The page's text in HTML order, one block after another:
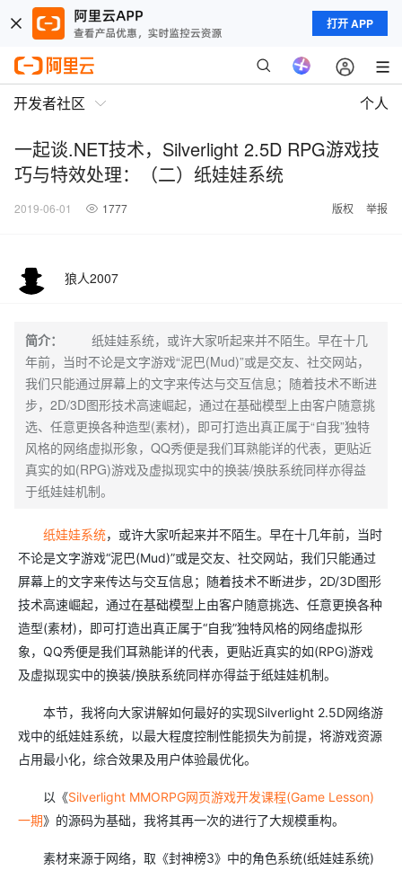
打开 APP
开发者社区 个人
一起谈.NET技术，Silverlight 2.5D RPG游戏技
巧与特效处理：（二）纸娃娃系统
2019-06-01 1777 版权 举报
狼人2007
简介：
纸娃娃系统，或许大家听起来并不陌生。早在十几
年前，当时不论是文字游戏“泥巴(Mud)”或是交友、社交网站，
我们只能通过屏幕上的文字来传达与交互信息；随着技术不断进
步，2D/3D图形技术高速崛起，通过在基础模型上由客户随意挑
选、任意更换各种造型(素材)，即可打造出真正属于“自我”独特
风格的网络虚拟形象，QQ秀便是我们耳熟能详的代表，更贴近
真实的如(RPG)游戏及虚拟现实中的换装/换肤系统同样亦得益
于纸娃娃机制。
纸娃娃系统，或许大家听起来并不陌生。早在十几年前，当时
不论是文字游戏“泥巴(Mud)”或是交友、社交网站，我们只能通过
屏幕上的文字来传达与交互信息；随着技术不断进步， 2D/3D图形
技术高速崛起，通过在基础模型上由客户随意挑选、任意更换各种
造型(素材)，即可打造出真正属于“自我”独特风格的网络虚拟形
象， QQ秀便是我们耳熟能详的代表，更贴近真实的如(RPG)游戏
及虚拟现实中的换装/换肤系统同样亦得益于纸娃娃机制。
本节，我将向大家讲解如何最好的实现Silverlight 2.5D网络游
戏中的纸娃娃系统，以最大程度控制性能损失为前提，将游戏资源
占用最小化，综合效果及用户体验最优化。
以《Silverlight MMORPG网页游戏开发课程(Game Lesson)
一期》的源码为基础，我将其再一次的进行了大规模重构。
素材来源于网络，取《封神榜3》中的角色系统(纸娃娃系统)